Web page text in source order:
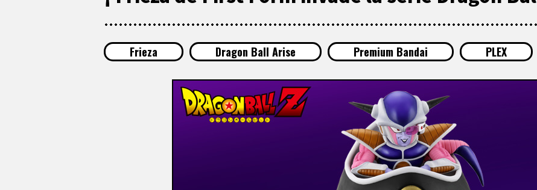
Frieza Dragon Ball Arise Premium Bandai PLEX